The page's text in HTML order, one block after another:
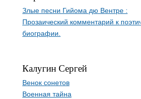
Злые песни Гийома дю Вентре :
Прозаический комментарий к
биографии.
Калугин Сергей
Венок сонетов
Военная тайна